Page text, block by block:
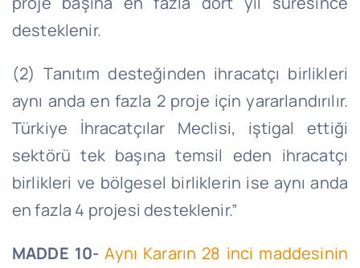
desteklenir.
(2) Tanıtım desteğinden ihracatçı birlikleri
aynı anda en fazla 2 proje için yararlandırılır.
Türkiye İhracatçılar Meclisi, iştigal ettiği
sektörü tek başına temsil eden ihracatçı
birlikleri ve bölgesel birliklerin ise aynı anda
en fazla 4 projesi desteklenir.”
MADDE 10- Aynı Kararın 28 inci maddesinin